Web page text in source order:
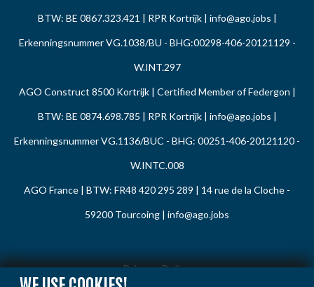
BTW: BE 0867.323.421 | RPR Kortrijk | info@ago.jobs |
Erkenningsnummer VG.1038/BU - BHG:00298-406-20121129 -
W.INT.297
AGO Construct 8500 Kortrijk | Certified Member of Federgon |
BTW: BE 0874.698.785 | RPR Kortrijk | info@ago.jobs |
Erkenningsnummer VG.1136/BUC - BHG: 00251-406-20121120 -
W.INTC.008
AGO France | BTW: FR48 420 295 289 | 14 rue de la Cloche -
59200 Tourcoing | info@ago.jobs
Privacy Policy